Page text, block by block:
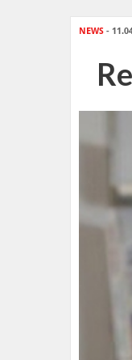
NEWS -